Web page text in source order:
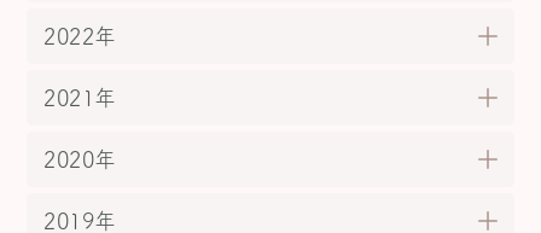
2022年
2021年
2020年
2019年